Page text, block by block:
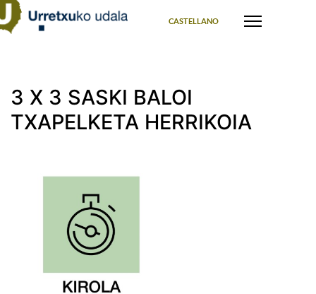
CASTELLANO
3 X 3 SASKI BALOI
TXAPELKETA HERRIKOIA